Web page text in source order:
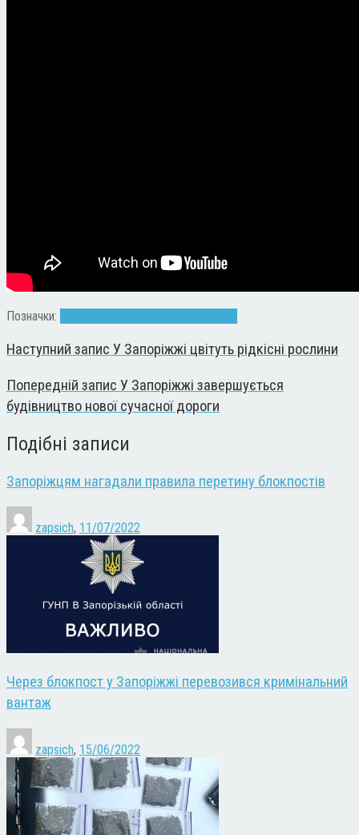
Позначки:
Наступний запис У Запоріжжі цвітуть рідкісні рослини
Попередній запис У Запоріжжі завершується
будівництво нової сучасної дороги
Подібні записи
Запоріжцям нагадали правила перетину блокпостів
zapsich, 11/07/2022
Через блокпост у Запоріжжі перевозився кримінальний
вантаж
zapsich, 15/06/2022